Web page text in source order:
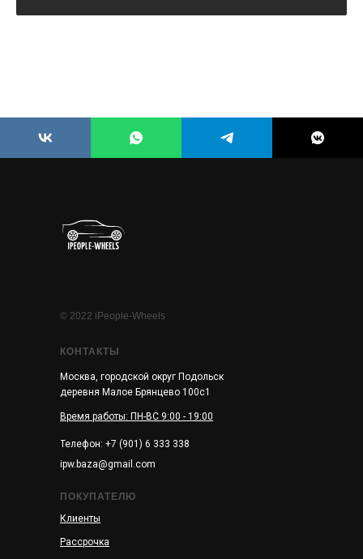
КОНТАКТЫ
Москва, городской округ Подольск
деревня Малое Брянцево 100с1
ipw.baza@gmail.com
Рассрочка
Клиенты
ПОКУПАТЕЛЮ
© 2022 iPeople-Wheels
Телефон: +7 (901) 6 333 338
Время работы: ПН-ВС 9:00 - 19:00